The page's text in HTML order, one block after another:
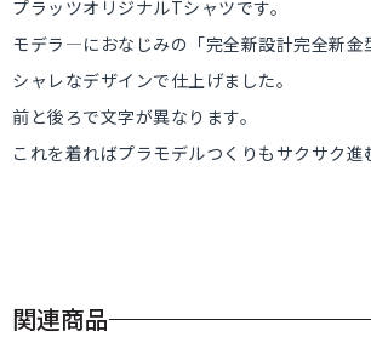
プラッツオリジナルTシャツです。
モデラ―におなじみの「完全新設計完全新金
シャレなデザインで仕上げました。
前と後ろで文字が異なります。
これを着ればプラモデルつくりもサクサク進
関連商品